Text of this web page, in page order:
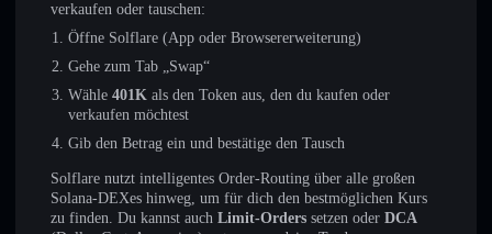
verkaufen oder tauschen:
Öffne Solflare (App oder Browsererweiterung)
Gehe zum Tab „Swap“
Wähle 401K als den Token aus, den du kaufen oder
verkaufen möchtest
Gib den Betrag ein und bestätige den Tausch
Solflare nutzt intelligentes Order-Routing über alle großen
Solana-DEXes hinweg, um für dich den bestmöglichen Kurs
zu finden. Du kannst auch Limit-Orders setzen oder DCA